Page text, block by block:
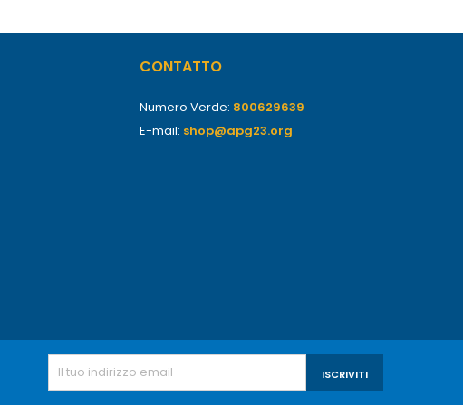
CONTATTO
Numero Verde: 800629639
E-mail: shop@apg23.org